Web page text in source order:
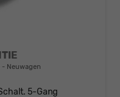
Neuwagen
5-Gang